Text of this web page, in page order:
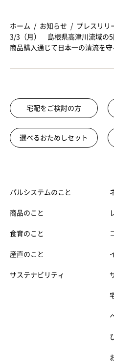
ホーム お知らせ
プレスリリ
3/3（月） 島根県高津川流域の5
商品購入通じて日本一の清流を守
宅配をご検討の方
選べるおためしセット
パルシステムのこと
商品のこと
食育のこと
産直のこと
サステナビリティ